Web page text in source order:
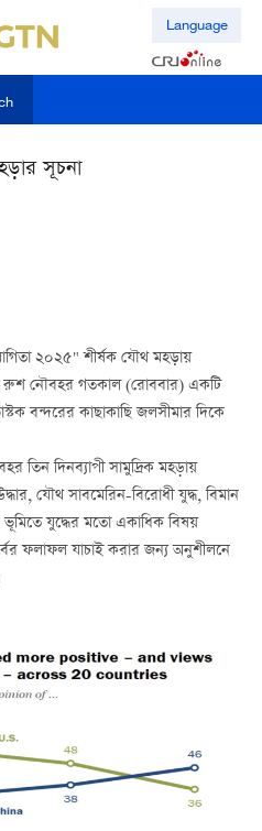
Language
সূচনা
২০২৫" শীর্ষক যৌথ মহড়ায়
রুশ নৌবহর গতকাল (রোববার) একটি
বন্দরের কাছাকাছি জলসীমার দিকে
তিন দিনব্যাপী সামুদ্রিক মহড়ায়
যৌথ সাবমেরিন-বিরোধী যুদ্ধ, বিমান
ভূমিতে যুদ্ধের মতো একাধিক বিষয়
ফলাফল যাচাই করার জন্য অনুশীলনে